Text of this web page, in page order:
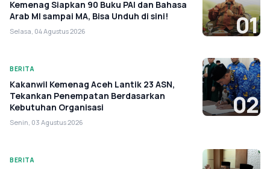
Kemenag Siapkan 90 Buku PAI dan Bahasa
Arab MI sampai MA, Bisa Unduh di sini!
Selasa, 04 Agustus 2026 01
BERITA
Kakanwil Kemenag Aceh Lantik 23 ASN,
Tekankan Penempatan Berdasarkan
Kebutuhan Organisasi
Senin, 03 Agustus 2026
02
BERITA